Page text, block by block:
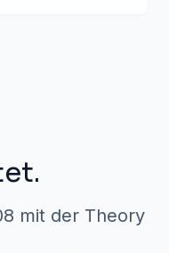
mit der Theory